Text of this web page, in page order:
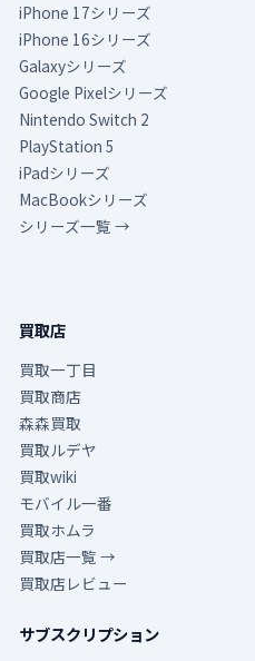
iPhone 17シリーズ
iPhone 16シリーズ
Galaxyシリーズ
Google Pixelシリーズ
Nintendo Switch 2
PlayStation 5
iPadシリーズ
MacBookシリーズ
シリーズ一覧 →
買取店
買取一丁目
買取商店
森森買取
買取ルデヤ
買取wiki
モバイル一番
買取ホムラ
買取店一覧 →
買取店レビュー
サブスクリプション